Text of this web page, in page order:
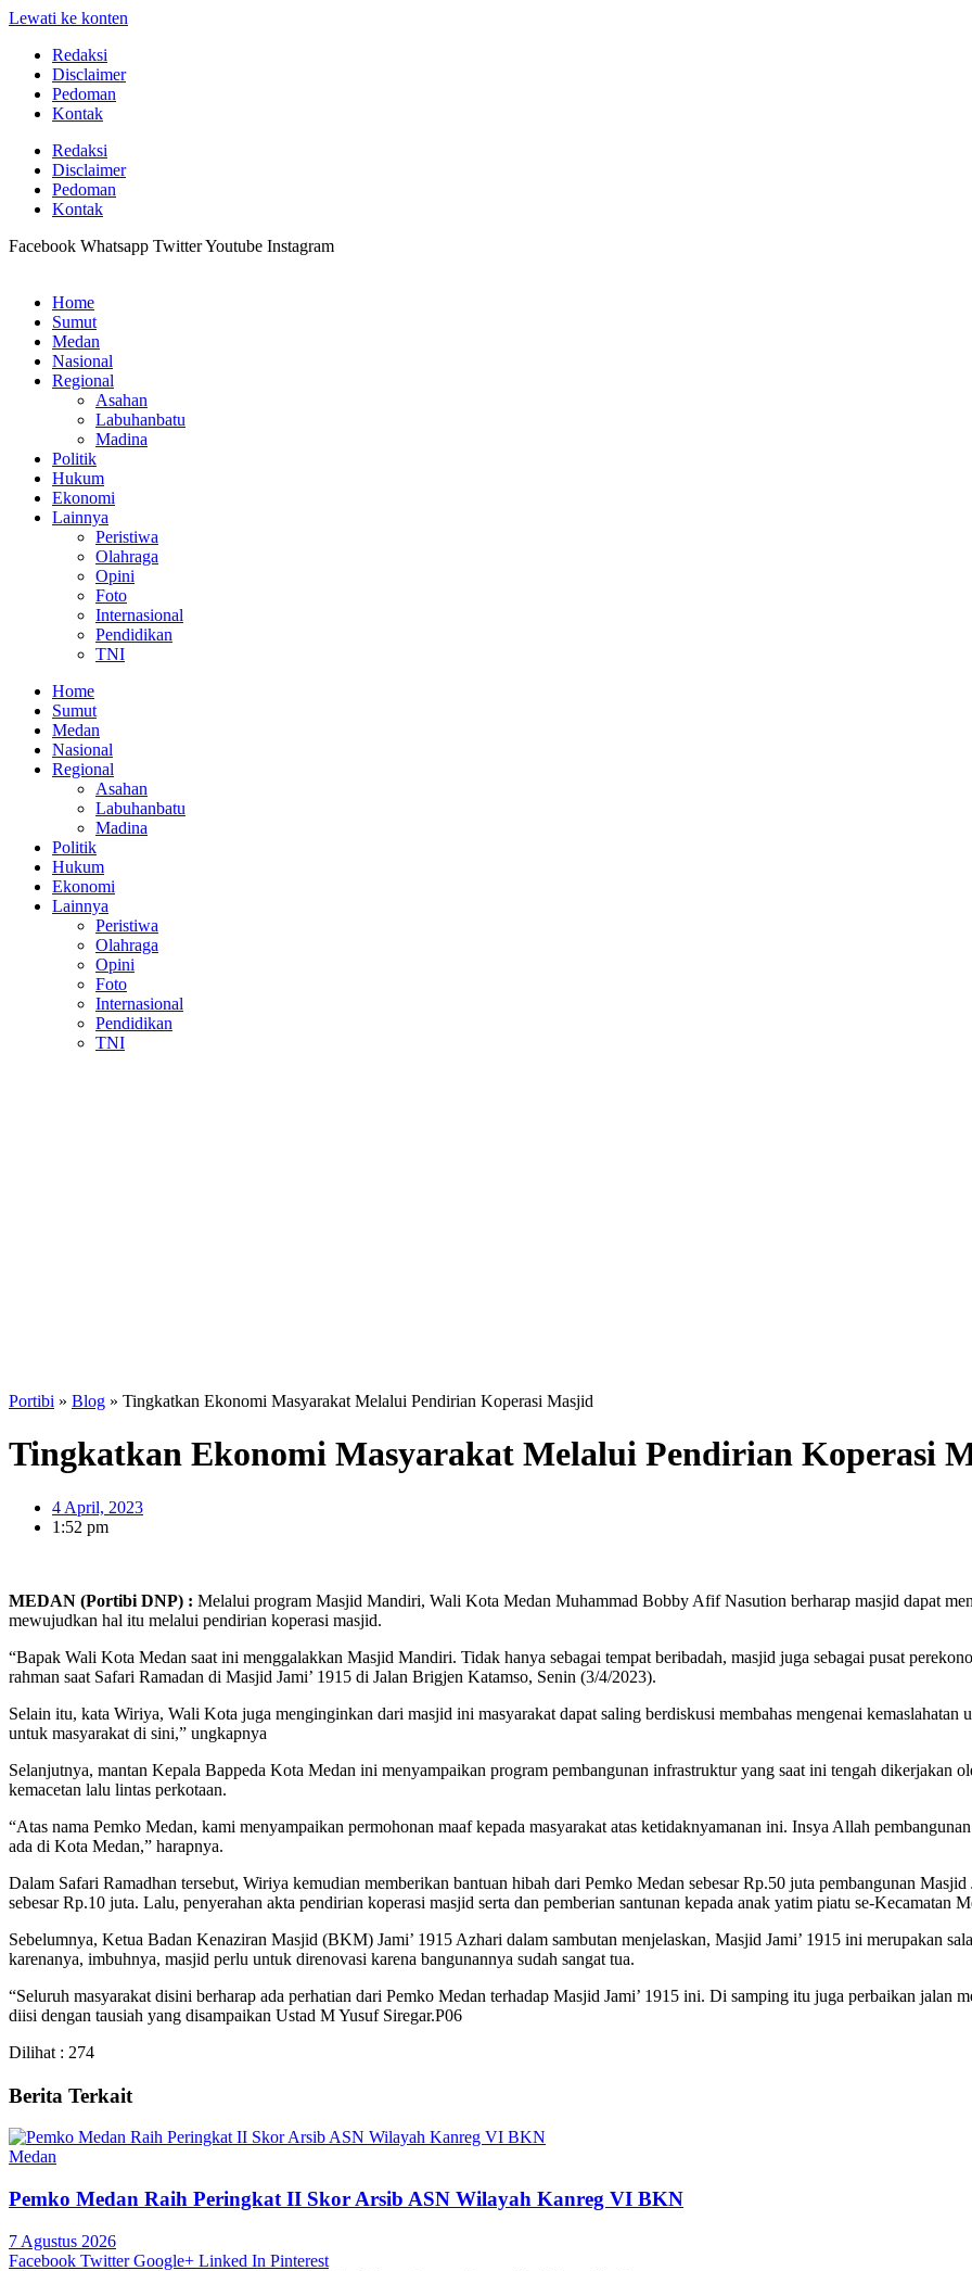
Lewati ke konten
Redaksi
Disclaimer
Pedoman
Kontak
Redaksi
Disclaimer
Pedoman
Kontak
Facebook Whatsapp TwitterYoutube Instagram
Home
Sumut
Medan
Nasional
Regional
Asahan
Labuhanbatu
Madina
Politik
Hukum
Ekonomi
Lainnya
Peristiwa
Olahraga
Opini
Foto
Internasional
Pendidikan
TNI
Home
Sumut
Medan
Nasional
Regional
Asahan
Labuhanbatu
Madina
Politik
Hukum
Ekonomi
Lainnya
Peristiwa
Olahraga
Opini
Foto
Internasional
Pendidikan
TNI
Portibi » Blog » Tingkatkan Ekonomi Masyarakat Melalui Pendirian Koperasi Masjid
Tingkatkan Ekonomi Masyarakat Melalui Pendirian Koperasi
4 April, 2023
1:52 pm
MEDAN (Portibi DNP) : Melalui program Masjid Mandiri, Wali Kota Medan Muhammad Bobby Afif Nasution berharap masjid dapat
mewujudkan hal itu melalui pendirian koperasi masjid.
“Bapak Wali Kota Medan saat ini menggalakkan Masjid Mandiri. Tidak hanya sebagai tempat beribadah, masjid juga sebagai pusat
rahman saat Safari Ramadan di Masjid Jami’ 1915 di Jalan Brigjen Katamso, Senin (3/4/2023).
Selain itu, kata Wiriya, Wali Kota juga menginginkan dari masjid ini masyarakat dapat saling berdiskusi membahas mengenai kemaslahatan
untuk masyarakat di sini,” ungkapnya
Selanjutnya, mantan Kepala Bappeda Kota Medan ini menyampaikan program pembangunan infrastruktur yang saat ini tengah dikerjakan
kemacetan lalu lintas perkotaan.
“Atas nama Pemko Medan, kami menyampaikan permohonan maaf kepada masyarakat atas ketidaknyamanan ini. Insya Allah
ada di Kota Medan,” harapnya.
Dalam Safari Ramadhan tersebut, Wiriya kemudian memberikan bantuan hibah dari Pemko Medan sebesar Rp.50 juta pembangunan
sebesar Rp.10 juta. Lalu, penyerahan akta pendirian koperasi masjid serta dan pemberian santunan kepada anak yatim piatu se-Kecamatan
Sebelumnya, Ketua Badan Kenaziran Masjid (BKM) Jami’ 1915 Azhari dalam sambutan menjelaskan, Masjid Jami’ 1915 ini merupakan
karenanya, imbuhnya, masjid perlu untuk direnovasi karena bangunannya sudah sangat tua.
“Seluruh masyarakat disini berharap ada perhatian dari Pemko Medan terhadap Masjid Jami’ 1915 ini. Di samping itu juga perbaikan jalan
diisi dengan tausiah yang disampaikan Ustad M Yusuf Siregar.P06
Dilihat : 274
Berita Terkait
Medan
Pemko Medan Raih Peringkat II Skor Arsib ASN Wilayah Kanreg VI BKN
7 Agustus 2026
Facebook Twitter Google+ Linked In Pinterest